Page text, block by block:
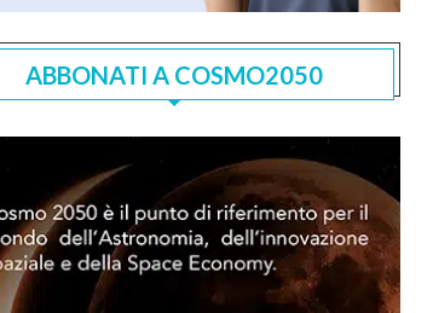
ABBONATI A COSMO2050